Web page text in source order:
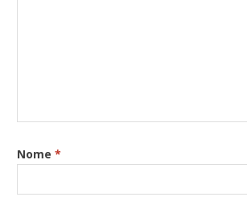
Nome*